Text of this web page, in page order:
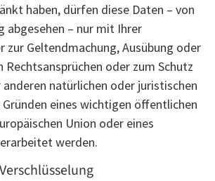
haben, dürfen diese Daten – von
abgesehen – nur mit Ihrer
zur Geltendmachung, Ausübung oder
Rechtsansprüchen oder zum Schutz
anderen natürlichen oder juristischen
Gründen eines wichtigen öffentlichen
Union oder eines
werden.